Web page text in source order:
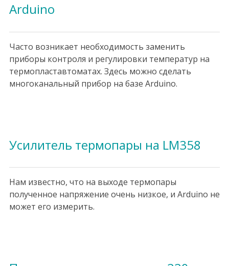
Arduino
Часто возникает необходимость заменить
приборы контроля и регулировки температур на
термопластавтоматах. Здесь можно сделать
многоканальный прибор на базе Arduino.
Усилитель термопары на LM358
Нам известно, что на выходе термопары
полученное напряжение очень низкое, и Arduino не
может его измерить.